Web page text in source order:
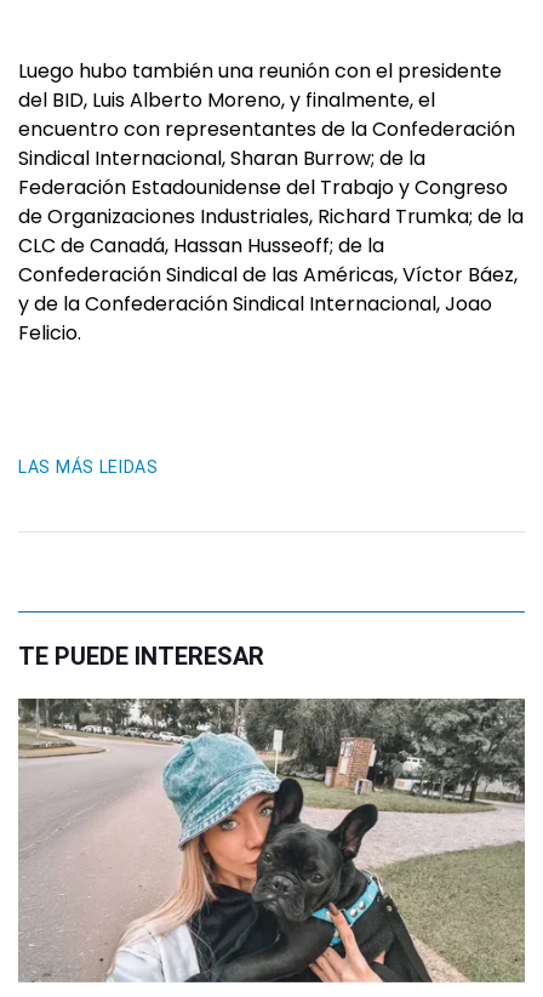
Luego hubo también una reunión con el presidente
del BID, Luis Alberto Moreno, y finalmente, el
encuentro con representantes de la Confederación
Sindical Internacional, Sharan Burrow; de la
Federación Estadounidense del Trabajo y Congreso
de Organizaciones Industriales, Richard Trumka; de la
CLC de Canadá, Hassan Husseoff; de la
Confederación Sindical de las Américas, Víctor Báez,
y de la Confederación Sindical Internacional, Joao
Felicio.
LAS MÁS LEIDAS
TE PUEDE INTERESAR